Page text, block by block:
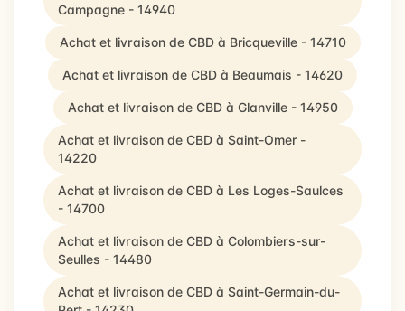
Campagne - 14940
Achat et livraison de CBD à Bricqueville - 14710
Achat et livraison de CBD à Beaumais - 14620
Achat et livraison de CBD à Glanville - 14950
Achat et livraison de CBD à Saint-Omer -
14220
Achat et livraison de CBD à Les Loges-Saulces
- 14700
Achat et livraison de CBD à Colombiers-sur-
Seulles - 14480
Achat et livraison de CBD à Saint-Germain-du-